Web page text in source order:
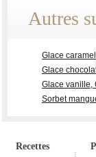
Autres
Glace
Glace
Glace vanille,
Sorbet
Recettes